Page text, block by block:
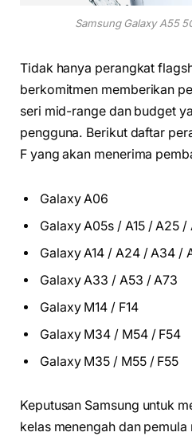
Samsung Galaxy A55
Tidak hanya perangkat
berkomitmen memberikan
seri mid-range dan budget
pengguna. Berikut daftar
F yang akan menerima
Galaxy A06
Galaxy A05s / A15 / A25 /
Galaxy A14 / A24 / A34 /
Galaxy A33 / A53 / A73
Galaxy M14 / F14
Galaxy M34 / M54 / F54
Galaxy M35 / M55 / F55
Keputusan Samsung untuk
kelas menengah dan